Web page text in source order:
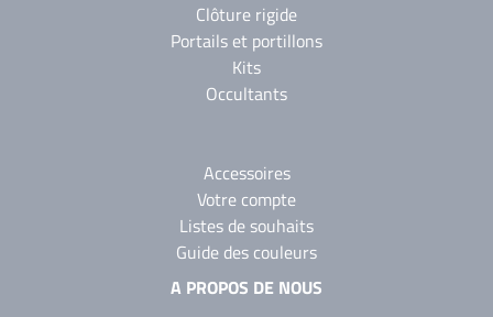
Clôture rigide
Portails et portillons
Kits
Occultants
Accessoires
Votre compte
Listes de souhaits
Guide des couleurs
A PROPOS DE NOUS